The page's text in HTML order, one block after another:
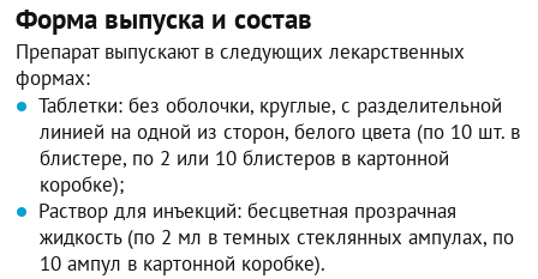
Форма выпуска и состав
Препарат выпускают в следующих лекарственных
формах:
Таблетки: без оболочки, круглые, с разделительной
линией на одной из сторон, белого цвета (по 10 шт. в
блистере, по 2 или 10 блистеров в картонной
коробке);
Раствор для инъекций: бесцветная прозрачная
жидкость (по 2 мл в темных стеклянных ампулах, по
10 ампул в картонной коробке).